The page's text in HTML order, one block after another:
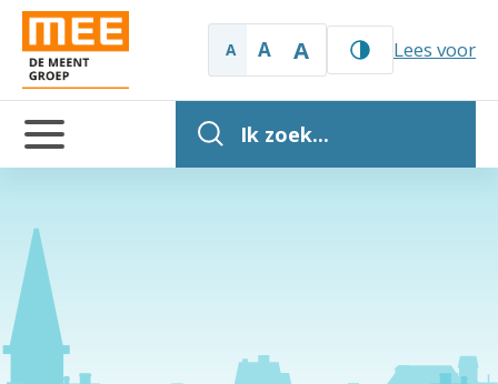
A A A Lees voor
Ik zoek...